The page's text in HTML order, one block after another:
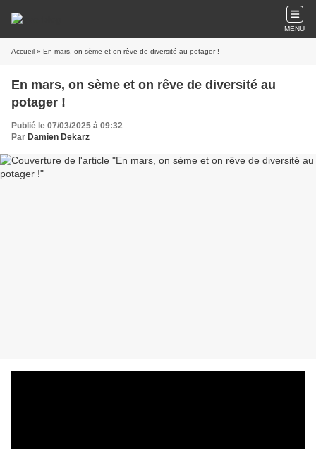
MENU
Accueil » En mars, on sème et on rêve de diversité au potager !
En mars, on sème et on rêve de diversité au
potager !
Publié le 07/03/2025 à 09:32
Par Damien Dekarz